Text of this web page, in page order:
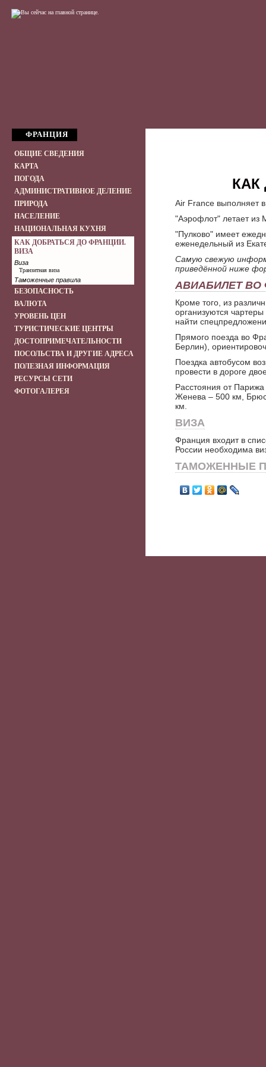
ФРАНЦИЯ
ОБЩИЕ СВЕДЕНИЯ
КАРТА
ПОГОДА
АДМИНИСТРАТИВНОЕ ДЕЛЕНИЕ
ПРИРОДА
НАСЕЛЕНИЕ
НАЦИОНАЛЬНАЯ КУХНЯ
КАК ДОБРАТЬСЯ ДО ФРАНЦИИ.
ВИЗА
Виза
Транзитная виза
Таможенные правила
БЕЗОПАСНОСТЬ
ВАЛЮТА
УРОВЕНЬ ЦЕН
ТУРИСТИЧЕСКИЕ ЦЕНТРЫ
ДОСТОПРИМЕЧАТЕЛЬНОСТИ
ПОСОЛЬСТВА И ДРУГИЕ АДРЕСА
ПОЛЕЗНАЯ ИНФОРМАЦИЯ
РЕСУРСЫ СЕТИ
ФОТОГАЛЕРЕЯ
КАК
Air France выполняет
"Аэрофлот" летает из
"Пулково" имеет
еженедельный из
Самую свежую
приведённой ниже
АВИАБИЛЕТ
Кроме того, из
организуются
найти
Прямого поезда во
Берлин),
Поездка автобусом
провести в дороге
Расстояния от
Женева – 500 км,
км.
ВИЗА
Франция входит в
России необходима
ТАМОЖЕННЫЕ